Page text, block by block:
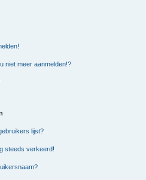
niet meer aanmelden!?
lijst?
steeds verkeerd!